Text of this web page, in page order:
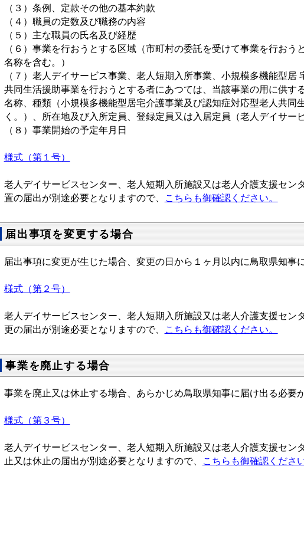
（３）条例、定款その他の基本約款
（４）職員の定数及び職務の内容
（５）主な職員の氏名及び経歴
（６）事業を行おうとする区域（市町村の委託を受けて事業を行おう
名称を含む。）
（７）老人デイサービス事業、老人短期入所事業、小規模多機能型居
共同生活援助事業を行おうとする者にあつては、当該事業の用に供す
名称、種類（小規模多機能型居宅介護事業及び認知症対応型老人共同
く。）、所在地及び入所定員、登録定員又は入居定員（老人デイサー
（８）事業開始の予定年月日
様式（第１号）
老人デイサービスセンター、老人短期入所施設又は老人介護支援セン
置の届出が別途必要となりますので、
こちらも御確認ください。
届出事項を変更する場合
届出事項に変更が生じた場合、変更の日から１ヶ月以内に鳥取県知事
様式（第２号）
老人デイサービスセンター、老人短期入所施設又は老人介護支援セン
更の届出が別途必要となりますので、
こちらも御確認ください。
事業を廃止する場合
事業を廃止又は休止する場合、あらかじめ鳥取県知事に届け出る必要
様式（第３号）
老人デイサービスセンター、老人短期入所施設又は老人介護支援セン
止又は休止の届出が別途必要となりますので、
こちらも御確認ください